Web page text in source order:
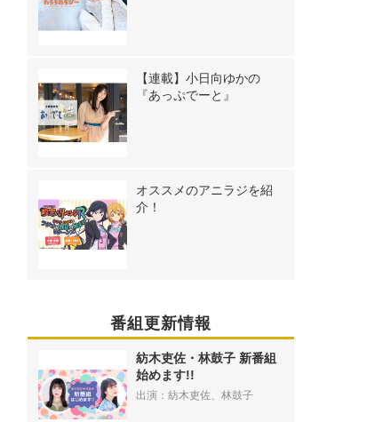
【連載】小日向ゆかの
『あっぷでーと』
オススメのアニラジを紹
介！
番組更新情報
紡木吏佐・林鼓子 新番組
始めます!!
出演：紡木吏佐、林鼓子